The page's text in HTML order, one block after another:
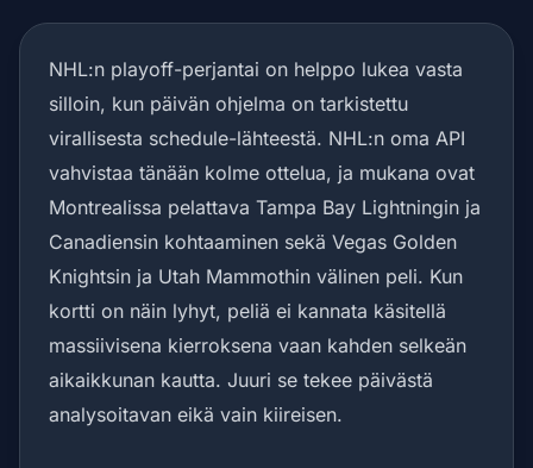
NHL:n playoff-perjantai on helppo lukea vasta
silloin, kun päivän ohjelma on tarkistettu
virallisesta schedule-lähteestä. NHL:n oma API
vahvistaa tänään kolme ottelua, ja mukana ovat
Montrealissa pelattava Tampa Bay Lightningin ja
Canadiensin kohtaaminen sekä Vegas Golden
Knightsin ja Utah Mammothin välinen peli. Kun
kortti on näin lyhyt, peliä ei kannata käsitellä
massiivisena kierroksena vaan kahden selkeän
aikaikkunan kautta. Juuri se tekee päivästä
analysoitavan eikä vain kiireisen.